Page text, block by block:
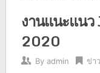
งานแนะแน
2020
By admin ข่า